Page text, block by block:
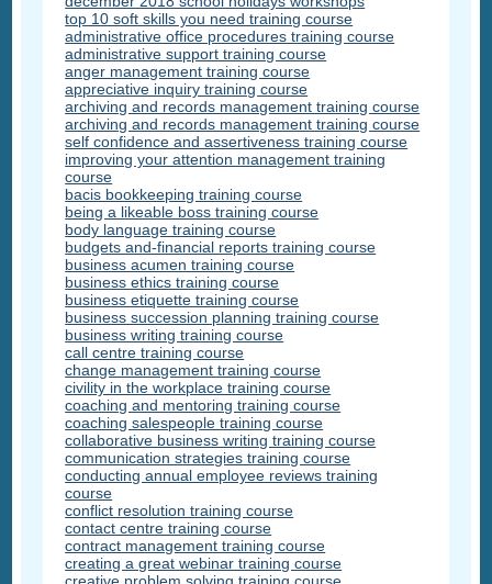
top 10 soft skills you need training course
administrative office procedures training course
administrative support training course
anger management training course
appreciative inquiry training course
archiving and records management training course
archiving and records management training course
self confidence and assertiveness training course
improving your attention management training
course
bacis bookkeeping training course
being a likeable boss training course
body language training course
budgets and-financial reports training course
business acumen training course
business ethics training course
business etiquette training course
business succession planning training course
business writing training course
call centre training course
change management training course
civility in the workplace training course
coaching and mentoring training course
coaching salespeople training course
collaborative business writing training course
communication strategies training course
conducting annual employee reviews training
course
conflict resolution training course
contact centre training course
contract management training course
creating a great webinar training course
creative problem solving training course